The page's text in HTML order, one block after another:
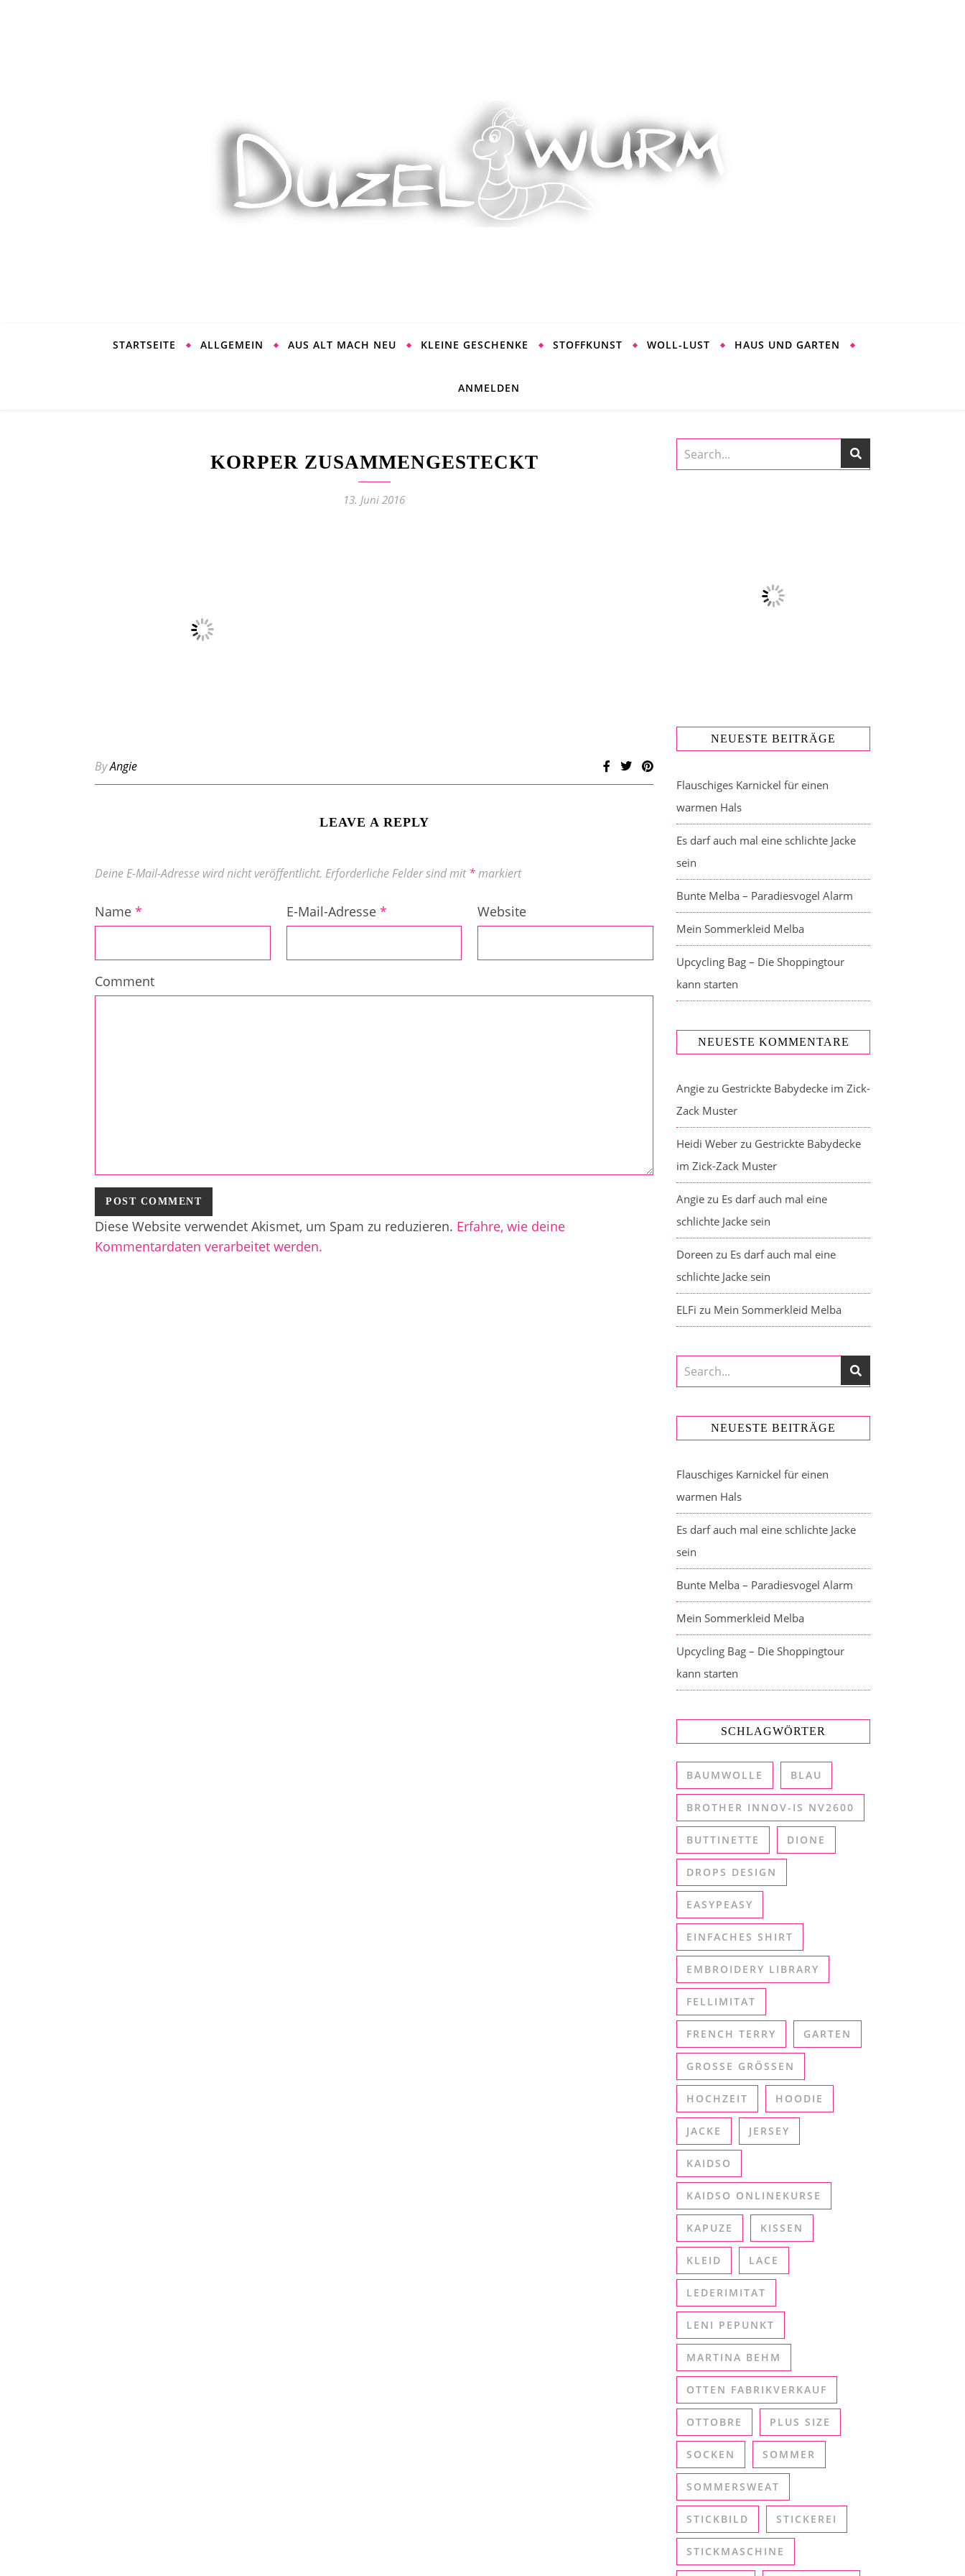
STARTSEITE ALLGEMEIN AUS ALT MACH NEU KLEINE GESCHENKE STOFFKUNST WOLL-LUST HAUS UND GARTEN
ANMELDEN
KORPER ZUSAMMENGESTECKT
13. Juni 2016
ByAngie
LEAVE A REPLY
Deine E-Mail-Adresse wird nicht veröffentlicht. Erforderliche Felder sind mit*markiert
Name * E-Mail-Adresse * Website
Comment
Diese Website verwendet Akismet, um Spam zu reduzieren. Erfahre, wie deine
Kommentardaten verarbeitet werden.
NEUESTE BEITRÄGE
Flauschiges Karnickel für einen
warmen Hals
Es darf auch mal eine schlichte Jacke
sein
Bunte Melba – Paradiesvogel Alarm
Mein Sommerkleid Melba
Upcycling Bag – Die Shoppingtour
kann starten
NEUESTE KOMMENTARE
Angie zu Gestrickte Babydecke im Zick-
Zack Muster
Heidi Weber zu Gestrickte Babydecke
im Zick-Zack Muster
Angie zu Es darf auch mal eine
schlichte Jacke sein
Doreen zu Es darf auch mal eine
schlichte Jacke sein
ELFi zu Mein Sommerkleid Melba
NEUESTE BEITRÄGE
Flauschiges Karnickel für einen
warmen Hals
Es darf auch mal eine schlichte Jacke
sein
Bunte Melba – Paradiesvogel Alarm
Mein Sommerkleid Melba
Upcycling Bag – Die Shoppingtour
kann starten
SCHLAGWÖRTER
BAUMWOLLE BLAU
BROTHER INNOV-IS NV2600
BUTTINETTE DIONE
DROPS DESIGN
EASYPEASY
EINFACHES SHIRT
EMBROIDERY LIBRARY
FELLIMITAT
FRENCH TERRY GARTEN
GROSSE GRÖSSEN
HOCHZEIT HOODIE
JACKE JERSEY
KAIDSO
KAIDSO ONLINEKURSE
KAPUZE KISSEN
KLEID LACE
LEDERIMITAT
LENI PEPUNKT
MARTINA BEHM
OTTEN FABRIKVERKAUF
OTTOBRE PLUS SIZE
SOCKEN SOMMER
SOMMERSWEAT
STICKBILD STICKEREI
STICKMASCHINE